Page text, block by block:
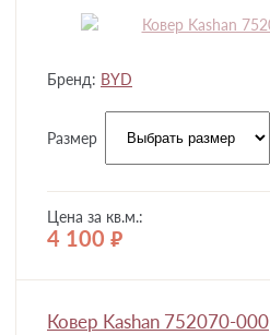
Бренд: BYD
Размер
Цена за кв.м.:
4 100 руб.
Ковер Kashan 752070-000